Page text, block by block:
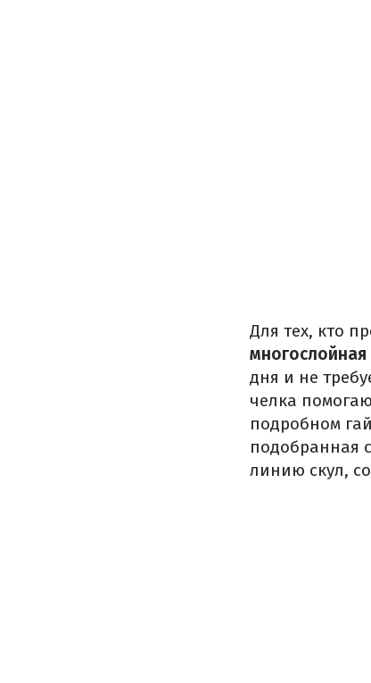
Для тех, кто
многослойная
дня и не
челка
подробном
подобранная
линию скул,